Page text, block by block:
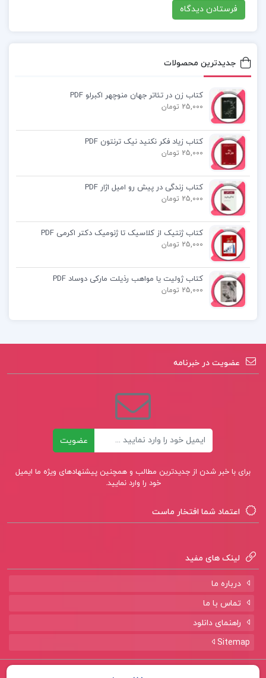
کتاب پیشنهادی📚
کتاب مرد بالشی مارتین مک دونا
جدیدترین محصولات
کتاب زن در تئاتر جهان منوچهر اکبرلو PDF
25,000 تومان
کتاب زیاد فکر نکنید نیک ترنتون PDF
25,000 تومان
کتاب زندگی در پیش رو امیل اژار PDF
25,000 تومان
کتاب ژنتیک از کلاسیک تا ژنومیک دکتر اکرمی PDF
25,000 تومان
کتاب ژولیت یا مواهب رذیلت مارکی دوساد PDF
25,000 تومان
عضویت در خبرنامه
عضویت
برای با خبر شدن از جدیدترین مطالب و همچنین پیشنهادهای ویژه ما ایمیل
خود را وارد نمایید.
اعتماد شما افتخار ماست
لینک های مفید
درباره ما
تماس با ما
راهنمای دانلود
Sitemap